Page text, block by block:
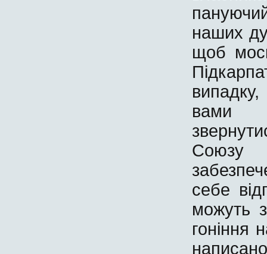
наших
щоб
вами
Союзу
себе
можуть
гоніння